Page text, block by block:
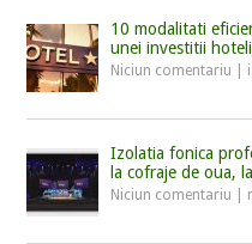
10 modalitati
unei investitii
Niciun comentariu
Izolatia fonica
la cofraje de oua,
Niciun comentariu